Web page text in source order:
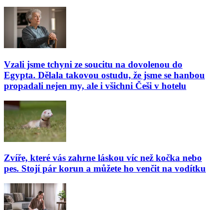
Vzali jsme tchyni ze soucitu na dovolenou do
Egypta. Dělala takovou ostudu, že jsme se hanbou
propadali nejen my, ale i všichni Češi v hotelu
Zvíře, které vás zahrne láskou víc než kočka nebo
pes. Stojí pár korun a můžete ho venčit na vodítku